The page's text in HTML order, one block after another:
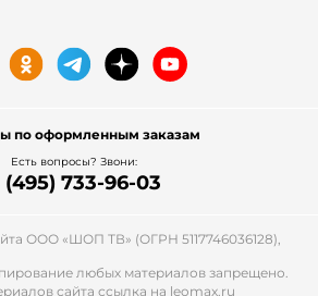
по оформленным заказам
Есть вопросы? Звони:
(495) 733-96-03
ООО «ШОП ТВ» (ОГРН 5117746036128),
любых материалов запрещено.
сайта ссылка на leomax.ru